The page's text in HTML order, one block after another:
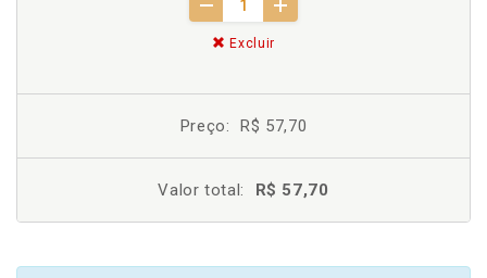
Excluir
Preço: R$ 57,70
Valor total: R$ 57,70